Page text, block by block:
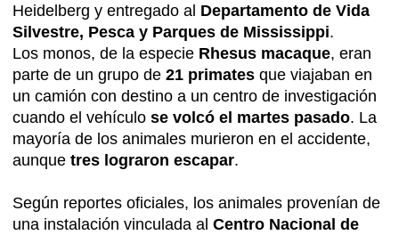
Heidelberg y entregado al Departamento de Vida
Silvestre, Pesca y Parques de Mississippi.
Los monos, de la especie Rhesus macaque, eran
parte de un grupo de 21 primates que viajaban en
un camión con destino a un centro de investigación
cuando el vehículo se volcó el martes pasado. La
mayoría de los animales murieron en el accidente,
aunque tres lograron escapar.
Según reportes oficiales, los animales provenían de
una instalación vinculada al Centro Nacional de